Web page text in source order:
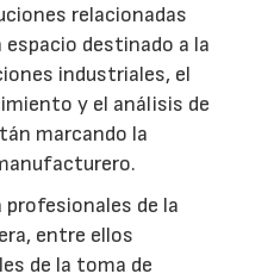
relacionadas
destinado a la
industriales, el
y el análisis de
marcando la
profesionales de la
entre ellos
de la toma de